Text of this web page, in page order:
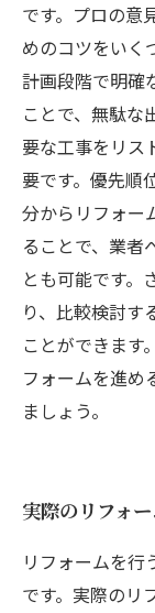
です。プロの意
めのコツをいく
計画段階で明確
ことで、無駄な
要な工事をリス
要です。優先順
分からリフォー
ることで、業者
とも可能です。
り、比較検討す
ことができます
フォームを進め
ましょう。
実際のリフォ
リフォームを行
です。実際のリ